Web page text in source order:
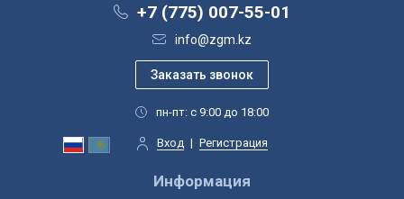
+7 (775) 007-55-01
info@zgm.kz
пн-пт: с 9:00 до 18:00
Вход | Регистрация
Информация